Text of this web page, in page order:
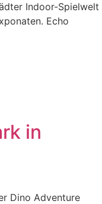
Indoor-Spielwelt
Echo
in
Dino Adventure